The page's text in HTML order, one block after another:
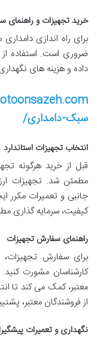
خرید تجهیزات و راهنمای
برای راه اندازی
ضروری است. استفاده از
داده و هزینه های
سبک-دامداری/
انتخاب تجهیزات استاندارد
قبل از خرید هرگونه
مطمئن شد. تجهیزات
جانبی و تعمیرات مکرر
کیفیت، سرمایه گذاری
راهنمای سفارش تجهیزات
برای سفارش تجهیزات،
کارشناسان مشورت
معتبر، کمک می کند تا
از فروشندگان معتبر،
نگهداری و تعمیرات